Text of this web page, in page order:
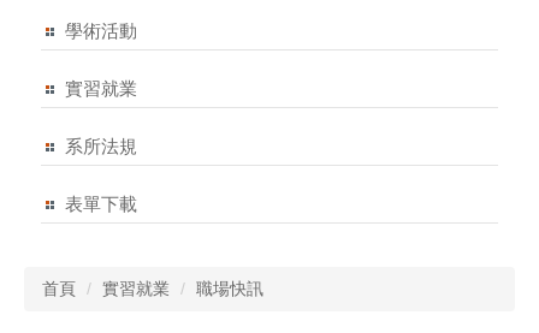
學術活動
實習就業
系所法規
表單下載
首頁 實習就業 職場快訊